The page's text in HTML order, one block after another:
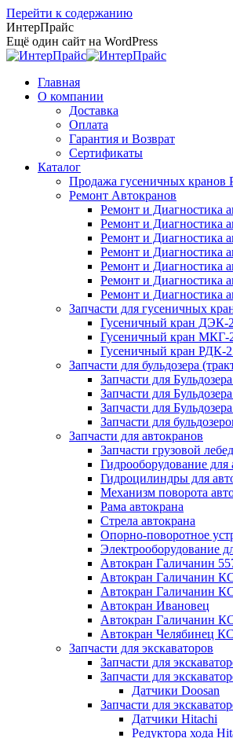
Перейти к содержанию
ИнтерПрайс
Ещё один сайт на WordPress
Главная
О компании
Доставка
Оплата
Гарантия и Возврат
Сертификаты
Каталог
Продажа гусеничных
Ремонт Автокранов
Ремонт и Диагностика
Ремонт и Диагностика
Ремонт и Диагностика
Ремонт и Диагностика
Ремонт и Диагностика
Ремонт и Диагностика
Ремонт и Диагностика
Запчасти для гусеничных
Гусеничный кран ДЭК-
Гусеничный кран МКГ-
Гусеничный кран РДК-
Запчасти для бульдозера
Запчасти для
Запчасти для
Запчасти для
Запчасти для
Запчасти для автокранов
Запчасти грузовой
Гидрооборудование для
Гидроцилиндры для
Механизм поворота
Рама автокрана
Стрела автокрана
Опорно-поворотное
Электрооборудование
Автокран Галичанин
Автокран Галичанин
Автокран Галичанин
Автокран Ивановец
Автокран Галичанин
Автокран Челябинец
Запчасти для экскаваторов
Запчасти для
Запчасти для
Датчики Doosan
Запчасти для
Датчики Hitachi
Редуктора хода